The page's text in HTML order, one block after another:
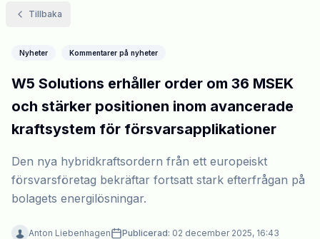
Tillbaka
Nyheter Kommentarer på nyheter
W5 Solutions erhåller order om 36 MSEK
och stärker positionen inom avancerade
kraftsystem för försvarsapplikationer
Den nya hybridkraftsordern från ett europeiskt
försvarsföretag bekräftar fortsatt stark efterfrågan på
Anton Liebenhagen Publicerad: 02 december 2025, 16:43